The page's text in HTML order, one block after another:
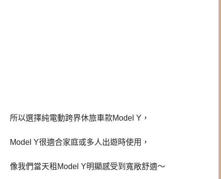
所以選擇純電動跨界休旅車款Model Y，
Model Y很適合家庭或多人出遊時使用，
像我們當天租Model Y明顯感受到寬敞舒適～